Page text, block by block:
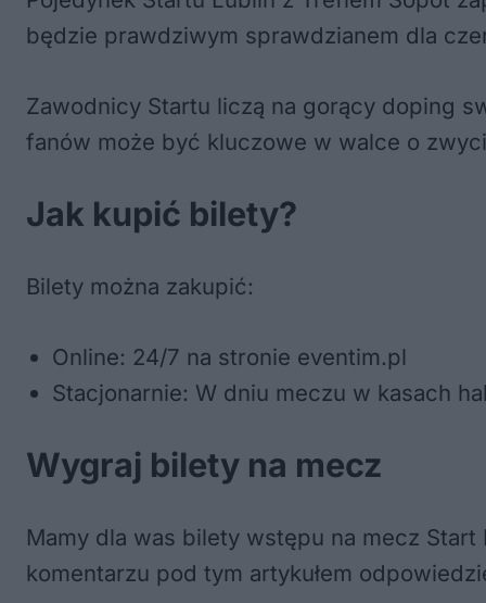
będzie prawdziwym sprawdzianem dla
Zawodnicy Startu liczą na gorący doping
fanów może być kluczowe w walce o
Jak kupić bilety?
Bilety można zakupić:
Online: 24/7 na stronie eventim.pl
Stacjonarnie: W dniu meczu w kasach
Wygraj bilety na mecz
Mamy dla was bilety wstępu na mecz
komentarzu pod tym artykułem